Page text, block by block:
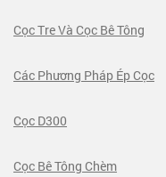
Cọc Tre Và Cọc Bê Tông
Các Phương Pháp Ép Cọc
Cọc D300
Cọc Bê Tông Chèm